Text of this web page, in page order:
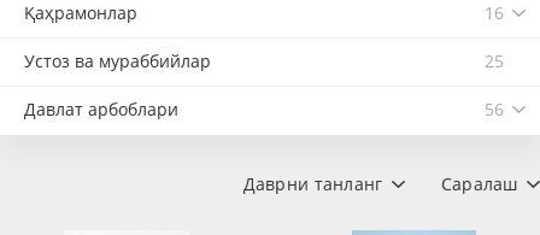
Қаҳрамонлар 16
Устоз ва мураббийлар 25
Давлат арбоблари 56
Саралаш
Даврни танланг